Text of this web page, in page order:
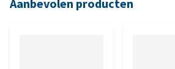
Aanbevolen producten